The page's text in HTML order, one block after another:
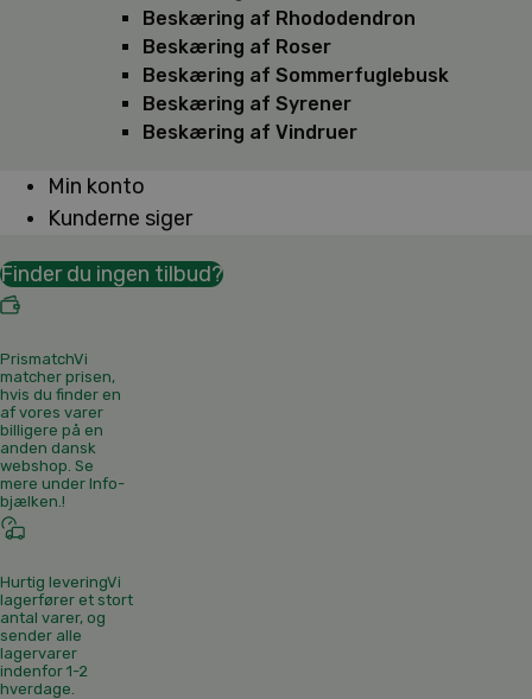
Beskæring af Rhododendron
Beskæring af Roser
Beskæring af Sommerfuglebusk
Beskæring af Syrener
Beskæring af Vindruer
Min konto
Kunderne siger
Finder du ingen tilbud?
PrismatchVi
matcher prisen,
hvis du finder en
af vores varer
billigere på en
anden dansk
webshop. Se
mere under Info-
bjælken.!
Hurtig leveringVi
lagerfører et stort
antal varer, og
sender alle
lagervarer
indenfor 1-2
hverdage.